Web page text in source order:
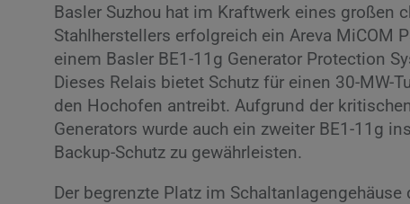
Basler Suzhou hat im Kraftwerk eines großen
Stahlherstellers erfolgreich ein Areva MiCOM
einem Basler BE1-11g Generator Protection
Dieses Relais bietet Schutz für einen 30-MW-
den Hochofen antreibt. Aufgrund der
Generators wurde auch ein zweiter BE1-11g
Backup-Schutz zu gewährleisten.
Der begrenzte Platz im